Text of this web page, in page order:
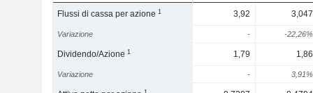
Flussi di cassa per azione1 3,92 3,047
Variazione - -22,26%
Dividendo/Azione1 1,79 1,86
Variazione - 3,91%